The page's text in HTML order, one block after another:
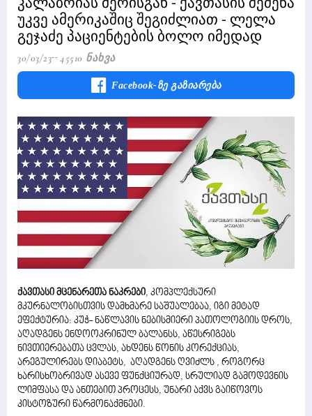
უკვე ამერიკაშიც შეგიძლიათ - ლელა
გეჯაძე პაციენტების ბოლო იმედად
30/03/23 45510 Ნახვა
Facebook-Ზე Გაზიარება
ქავთასი მცენარეთა ნაკრები, კომპლექსური
მკურნალობისთვის დამხმარე საშუალებაა, იგი მეტად
ეფექტურია: კუჭ- ნაწლავის ნებისმიერი პათოლოგიის დროს,
აღადგენს ენდოოკრინულ ბალანსს, აწესრიგებს
ნივთიერებათა ცვლას, ახდენს წონის კორექციას,
არეგულირებს დიაბეტს, აღადგენს ღვიძლს , როგორც
ხარისხობრივად ასევე ფუნქციურად, სრულიად გამოდევნის
ლიმფასა და ანთებით პროცესს, უნარი აქვს გაიწოვოს
კისტოზური წარმონაქმნები.